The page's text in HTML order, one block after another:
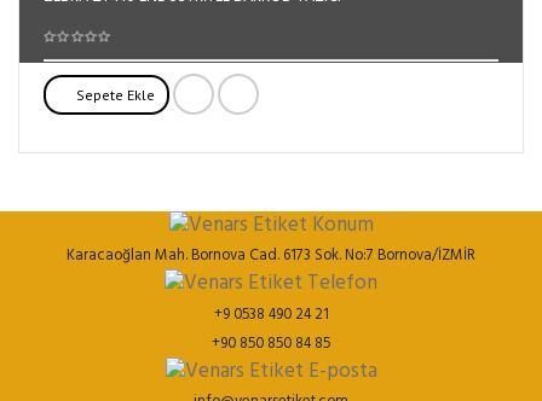
Sepete Ekle
Karacaoğlan Mah. Bornova Cad. 6173 Sok. No:7 Bornova/İZMİR
+9 0538 490 24 21
+90 850 850 84 85